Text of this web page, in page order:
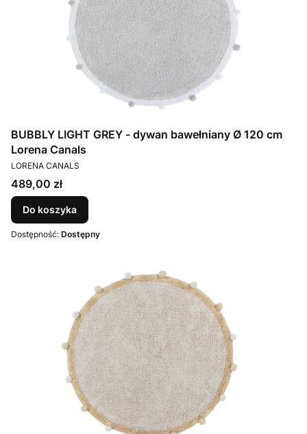
BUBBLY LIGHT GREY - dywan bawełniany Ø 120 cm
Lorena Canals
PRODUCENT
LORENA CANALS
Cena
489,00 zł
Do koszyka
Dostępność: Dostępny